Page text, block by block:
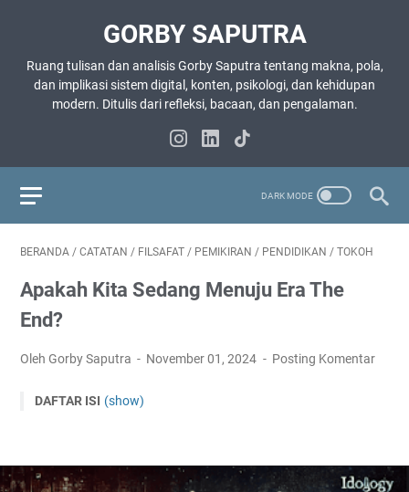
GORBY SAPUTRA
Ruang tulisan dan analisis Gorby Saputra tentang makna, pola,
dan implikasi sistem digital, konten, psikologi, dan kehidupan
modern. Ditulis dari refleksi, bacaan, dan pengalaman.
BERANDA / CATATAN / FILSAFAT / PEMIKIRAN / PENDIDIKAN / TOKOH
Apakah Kita Sedang Menuju Era The
End?
Oleh Gorby Saputra November 01, 2024 Posting Komentar
DAFTAR ISI (show)
Akhir Negara Bangsa - Kenichi Ohmae